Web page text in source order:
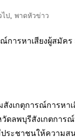
ป พาดหัวข่าว
งเกตุการณ์การหา
ดลพบุรีสังเกตการ
ระชาชนให้ความส